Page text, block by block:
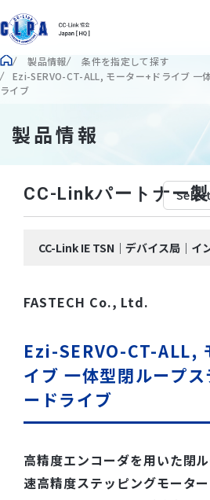
製品情報
条件を指定して探す
Ezi-SERVO-CT-ALL, モーター+ドライブ 一
ライブ
製品情報
CC-Linkパートナー
CC-Link IE TSN｜デバイス局｜イ
FASTECH Co., Ltd.
Ezi-SERVO-CT-ALL,
イブ 一体型閉ループ
ードライブ
高精度エンコーダを用いた閉
速高精度ステッピングモーター